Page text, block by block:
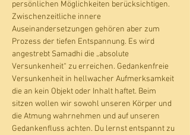
persönlichen Möglichkeiten berücksichtigen.
Zwischenzeitliche innere
Auseinandersetzungen gehören aber zum
Prozess der tiefen Entspannung. Es wird
angestrebt Samadhi die „absolute
Versunkenheit“ zu erreichen. Gedankenfreie
Versunkenheit in hellwacher Aufmerksamkeit
die an kein Objekt oder Inhalt haftet. Beim
sitzen wollen wir sowohl unseren Körper und
die Atmung wahrnehmen und auf unseren
Gedankenfluss achten. Du lernst entspannt zu